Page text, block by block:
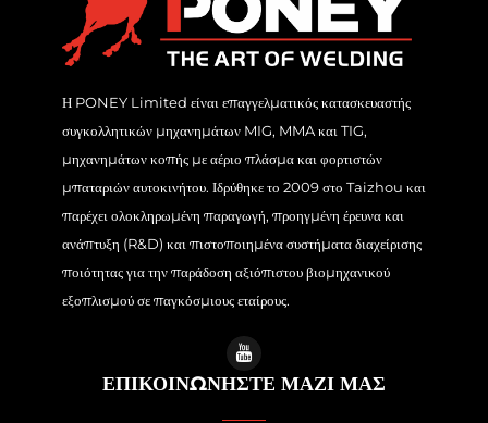
Η PONEY Limited είναι επαγγελματικός κατασκευαστής
συγκολλητικών μηχανημάτων MIG, MMA και TIG,
μηχανημάτων κοπής με αέριο πλάσμα και φορτιστών
μπαταριών αυτοκινήτου. Ιδρύθηκε το 2009 στο Taizhou και
παρέχει ολοκληρωμένη παραγωγή, προηγμένη έρευνα και
ανάπτυξη (R&D) και πιστοποιημένα συστήματα διαχείρισης
ποιότητας για την παράδοση αξιόπιστου βιομηχανικού
εξοπλισμού σε παγκόσμιους εταίρους.
ΕΠΙΚΟΙΝΩΝΗΣΤΕ ΜΑΖΙ ΜΑΣ